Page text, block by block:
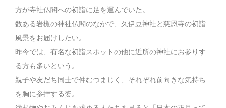
方が寺社仏閣への初詣に足を運んでいた。
数ある岩槻の神社仏閣のなかで、久伊豆神社と慈恩寺の初詣
風景をお届けしたい。
昨今では、有名な初詣スポットの他に近所の神社にお参りす
る方も多いという。
親子や友だち同士で仲むつまじく、それぞれ前向きな気持ち
を胸に参拝する姿。